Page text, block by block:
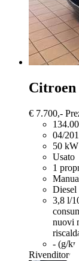
Citroen
€ 7.700,-
04/
50
Usato
1
Diesel
3,8 l/
nuovi
- (g/km)
Rivenditore,